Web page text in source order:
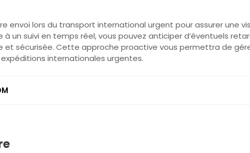
envoi lors du transport international urgent pour assurer une
un suivi en temps réel, vous pouvez anticiper d’éventuels
et sécurisée. Cette approche proactive vous permettra de
internationales urgentes.